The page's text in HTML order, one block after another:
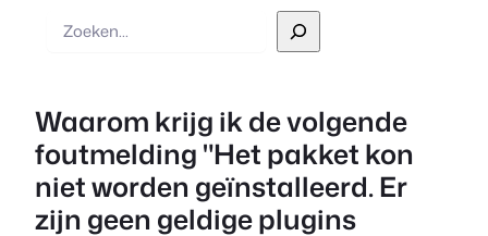
Italian
Portuguese
French
Zoek
Waarom krijg ik de volgende
foutmelding "Het pakket kon
niet worden geïnstalleerd. Er
zijn geen geldige plugins